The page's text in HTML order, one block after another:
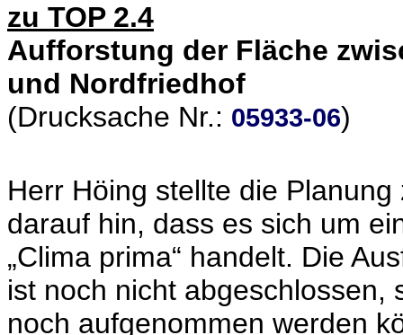
zu TOP 2.4
Aufforstung der Fläche
und Nordfriedhof
(Drucksache Nr.: 05933-06)
Herr Höing stellte die
darauf hin, dass es sich um
„Clima prima“ handelt. Die
ist noch nicht abgeschlossen,
noch aufgenommen werden